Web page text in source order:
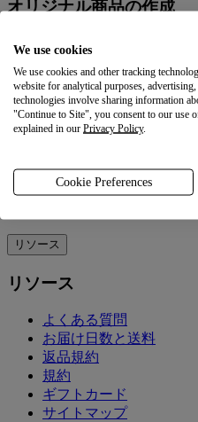
オリジナル商品の作成
製品＆価格
Printfulの品質
デザイン作成ツール
マーケティングを学ぶ
マーケティングを学ぶ
リソース
リソース
よくある質問
お届け日数と送料
返品規約
規約
ギフトカード
サイトマップ
We use cookies
We use cookies and other tracking
website for analytical purposes,
technologies involve sharing information
"Continue to Site", you consent to our use
explained in our Privacy Policy.
Cookie Preferences